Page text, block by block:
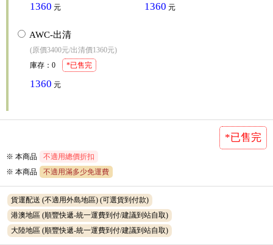
1360 元 1360 元
AWC-出清
(原價3400元/出清價1360元)
庫存 ： 0 *已售完
1360 元
*已售完
※ 本商品
不適用總價折扣
※ 本商品 不適用滿多少免運費
貨運配送 (不適用外島地區) (可選貨到付款)
港澳地區 (順豐快遞-統一運費到付/建議到站自取)
大陸地區 (順豐快遞-統一運費到付/建議到站自取)